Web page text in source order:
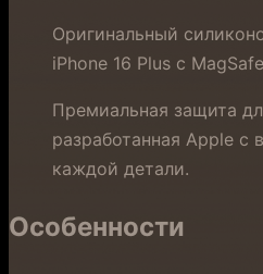
Оригинальный
iPhone 16 Plus с MagSafe
Премиальная защита
разработанная Apple с
каждой детали.
Особенности